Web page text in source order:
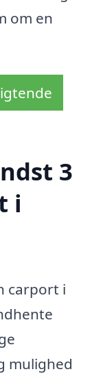
om en
3
i
carport i
mulighed